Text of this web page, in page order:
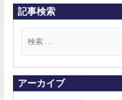
記事検索
対
象
アーカイブ